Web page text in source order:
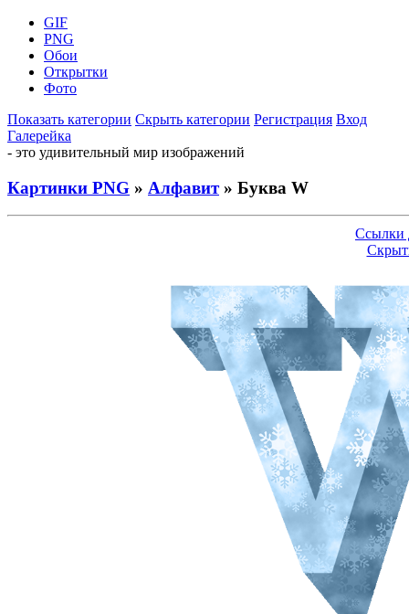
GIF
PNG
Обои
Открытки
Фото
Показать категории Скрыть категории Регистрация Вход
Галерейка
- это удивительный мир изображений
Картинки PNG » Алфавит» Буква W
Ссылки